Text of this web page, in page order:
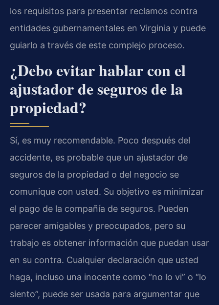
los requisitos para presentar reclamos contra
entidades gubernamentales en Virginia y puede
guiarlo a través de este complejo proceso.
¿Debo evitar hablar con el
ajustador de seguros de la
propiedad?
Sí, es muy recomendable. Poco después del
accidente, es probable que un ajustador de
seguros de la propiedad o del negocio se
comunique con usted. Su objetivo es minimizar
el pago de la compañía de seguros. Pueden
parecer amigables y preocupados, pero su
trabajo es obtener información que puedan usar
en su contra. Cualquier declaración que usted
haga, incluso una inocente como “no lo vi” o “lo
siento”, puede ser usada para argumentar que